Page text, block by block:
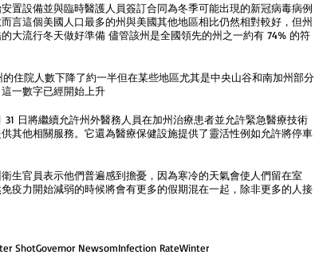
置設備並與臨時醫護人員簽訂合同為冬季可能出現的新冠病毒病例
言這個美國人口最多的州與美國其他地區相比仍然相對較好，但州
大流行冬天做好準備 儘管該州是全國領先的州之一約有 74% 的符
住院人數下降了約一半但在某些地區尤其是中央山谷和南加州部分
一數字已經開始上升
日將繼續允許州外醫務人員在加州治療患者並允許緊急醫療技術
其他相關服務。它還為醫療保健設施提供了靈活性例如允許將停車
生官員表示他們普遍感到擔憂，因為寒冷的天氣會使人們留在室
疫力開始減弱的時候將會有更多的假期混在一起，除非更多的人接
ShotGovernor NewsomInfection RateWinter